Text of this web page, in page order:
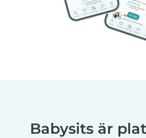
Babysits är